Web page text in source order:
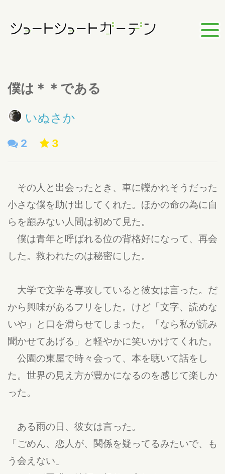
僕は＊＊である
いぬさか
2 3
その人と出会ったとき、車に轢かれそうだった
小さな僕を助け出してくれた。ほかの命の為に自
らを顧みない人間は初めて見た。
僕は青年と呼ばれる位の背格好になって、再会
した。救われたのは秘密にした。
大学で文学を専攻していると彼女は言った。だ
から興味があるフリをした。けど「文字、読めな
いや」と口を滑らせてしまった。「なら私が読み
聞かせてあげる」と軽やかに笑いかけてくれた。
公園の東屋で時々会って、本を聴いて話をし
た。世界の見え方が豊かになるのを感じて楽しか
った。
ある雨の日、彼女は言った。
「ごめん、恋人が、関係を疑ってるみたいで、も
う会えない」